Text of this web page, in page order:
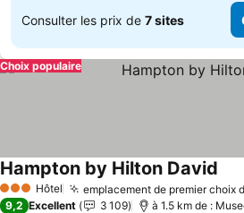
Consulter les prix de 7 sites
Choix populaire
3 ÉtoilesHôtel emplacement de premier choix
Hampton by Hilton David
9,2 Excellent 3 109 à 1.5 km de :